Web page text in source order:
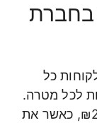
בחברת
כל
לכל מטרה.
ההלוואות הינן בגובה של עד ₪200,000, כאשר את